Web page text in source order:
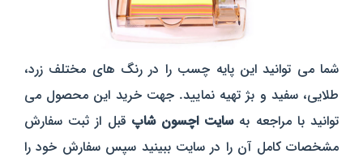
شما می توانید این پایه چسب را در رنگ های مختلف زرد،
طلایی، سفید و بژ تهیه نمایید. جهت خرید این محصول می
توانید با مراجعه بهسایت اچسون شاپ قبل از ثبت سفارش
مشخصات کامل آن را در سایت ببینید سپس سفارش خود را